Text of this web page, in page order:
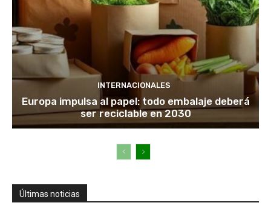
INTERNACIONALES
Europa impulsa al papel: todo embalaje deberá
ser reciclable en 2030
Últimas noticias